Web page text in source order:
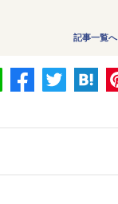
記事一覧へ